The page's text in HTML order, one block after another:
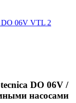
DO 06V /
насосами